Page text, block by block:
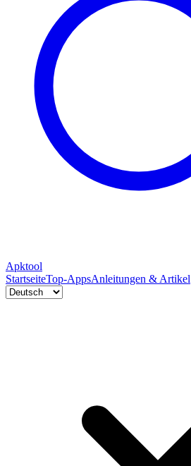
Apktool
StartseiteTop-AppsAnleitungen & Artikel